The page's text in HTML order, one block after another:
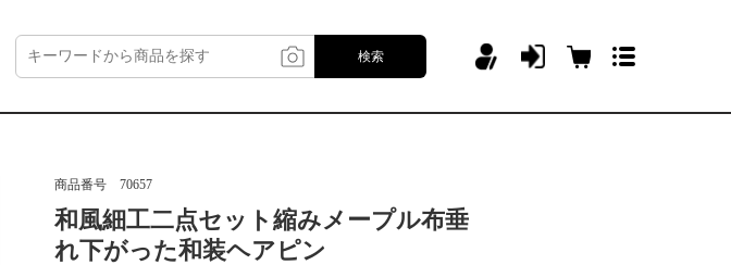
検索
商品番号 70657
和風細工二点セット縮みメープル布垂
れ下がった和装ヘアピン